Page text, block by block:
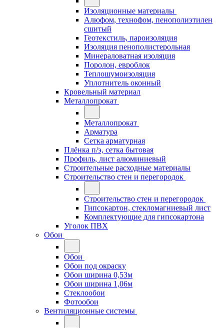
Изоляционные материалы
Алюфом, технофом, пенополиэтилен
сшитый
Геотекстиль, пароизоляция
Изоляция пенополистерольная
Минераловатная изоляция
Поролон, евроблок
Теплошумоизоляция
Уплотнитель оконный
Кровельный материал
Металлопрокат
Металлопрокат
Арматура
Сетка арматурная
Плёнка п/э, сетка бытовая
Профиль, лист алюминиевый
Строительные расходные материалы
Строительство стен и перегородок
Строительство стен и перегородок
Гипсокартон, стекломагниевый лист
Комплектующие для гипсокартона
Уголок ПВХ
Обои
Обои
Обои под окраску
Обои ширина 0,53м
Обои ширина 1,06м
Стеклообои
Фотообои
Вентиляционные системы